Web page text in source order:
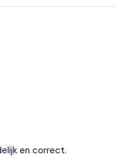
en correct.